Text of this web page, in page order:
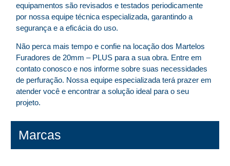
equipamentos são revisados e testados periodicamente
por nossa equipe técnica especializada, garantindo a
segurança e a eficácia do uso.
Não perca mais tempo e confie na locação dos Martelos
Furadores de 20mm – PLUS para a sua obra. Entre em
contato conosco e nos informe sobre suas necessidades
de perfuração. Nossa equipe especializada terá prazer em
atender você e encontrar a solução ideal para o seu
projeto.
Marcas